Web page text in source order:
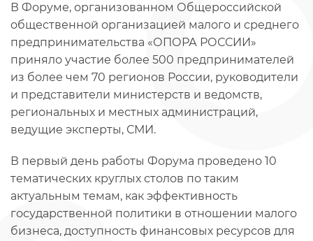
В Форуме, организованном Общероссийской
общественной организацией малого и среднего
предпринимательства «ОПОРА РОССИИ»
приняло участие более 500 предпринимателей
из более чем 70 регионов России, руководители
и представители министерств и ведомств,
региональных и местных администраций,
ведущие эксперты, СМИ.
В первый день работы Форума проведено 10
тематических круглых столов по таким
актуальным темам, как эффективность
государственной политики в отношении малого
бизнеса, доступность финансовых ресурсов для